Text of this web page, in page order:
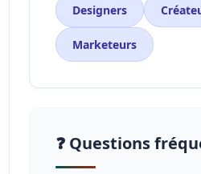
Designers
Marketeurs
❓ Questions